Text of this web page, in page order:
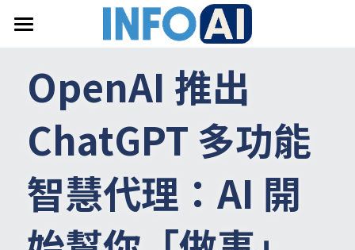
關於InfoAI
訂閱電子報
搜索
OpenAI 推出
ChatGPT 多功能
智慧代理：AI 開